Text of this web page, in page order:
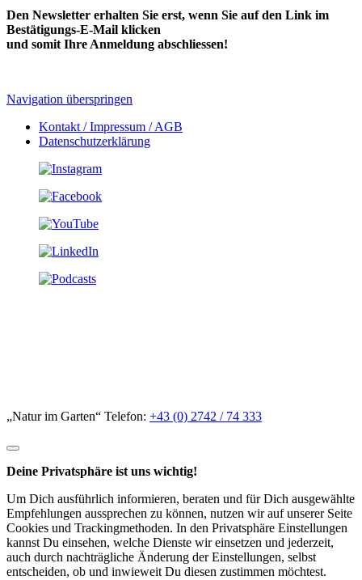
Den Newsletter erhalten Sie erst, wenn Sie auf den Link im
Bestätigungs-E-Mail klicken
und somit Ihre Anmeldung abschliessen!
Navigation überspringen
Kontakt / Impressum / AGB
Datenschutzerklärung
„Natur im Garten“ Telefon: +43 (0) 2742 / 74 333
Deine Privatsphäre ist uns wichtig!
Um Dich ausführlich informieren, beraten und für Dich ausgewählte
Empfehlungen aussprechen zu können, nutzen wir auf unserer Seite
Cookies und Trackingmethoden. In den Privatsphäre Einstellungen
kannst Du einsehen, welche Dienste wir einsetzen und jederzeit,
auch durch nachträgliche Änderung der Einstellungen, selbst
entscheiden, ob und inwieweit Du diesen zustimmen möchtest.